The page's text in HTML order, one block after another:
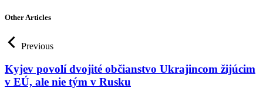
Other Articles
Previous
Kyjev povolí dvojité občianstvo Ukrajincom žijúcim
v EÚ, ale nie tým v Rusku